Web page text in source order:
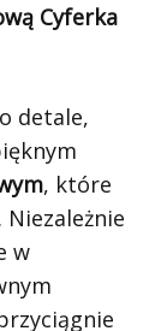
Cyferka
detale,
, które
w